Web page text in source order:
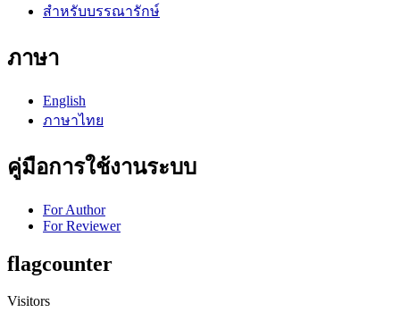
สำหรับบรรณารักษ์
ภาษา
English
ภาษาไทย
คู่มือการใช้งานระบบ
For Author
For Reviewer
flagcounter
Visitors